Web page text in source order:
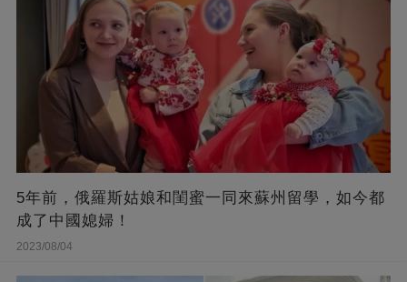
5年前，俄羅斯姑娘和閨蜜一同來蘇州留學，如今都
成了中國媳婦！
2023/08/04